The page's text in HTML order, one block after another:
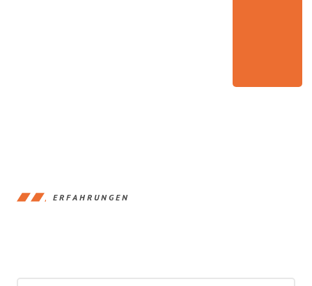
ERFAHRUNGEN